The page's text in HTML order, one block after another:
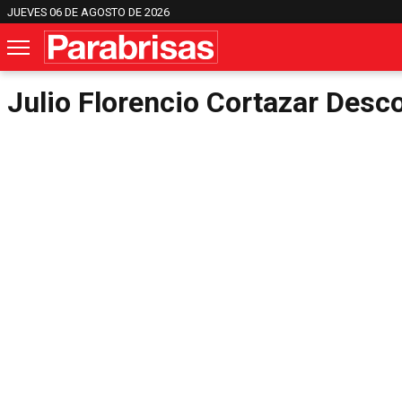
JUEVES 06 DE AGOSTO DE 2026
Julio Florencio Cortazar